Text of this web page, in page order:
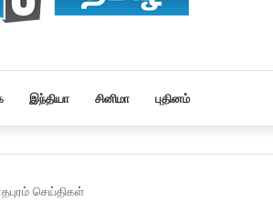
இந்தியா சினிமா புதினம்
செய்திகள்